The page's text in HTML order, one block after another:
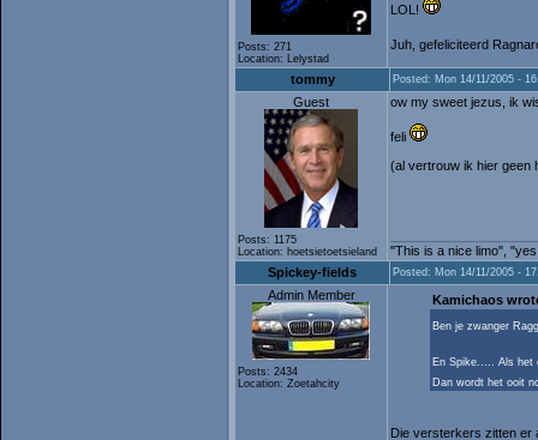
Posts: 271
Location: Lelystad
LOL!
Juh, gefeliciteerd
tommy Posted: Mon 14/11/2005 -
Guest
Posts: 1175
Location: hoetsietoetsieland
ow my sweet jezus, ik
feli
(al vertrouw ik hier geen
"This is a nice limo",
Spickey-fields
Posted: Mon 14/11/2005 -
Admin Member
Posts: 2434
Location: Zoetahcity
Kamichaos
Ben je zwanger
En Spike..... Als het
Dan wordt het ooit
Die versterkers zitten